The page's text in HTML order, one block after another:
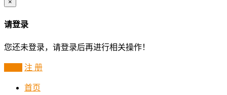
×
请登录
您还未登录，请登录后再进行相关操作！
注 册
首页